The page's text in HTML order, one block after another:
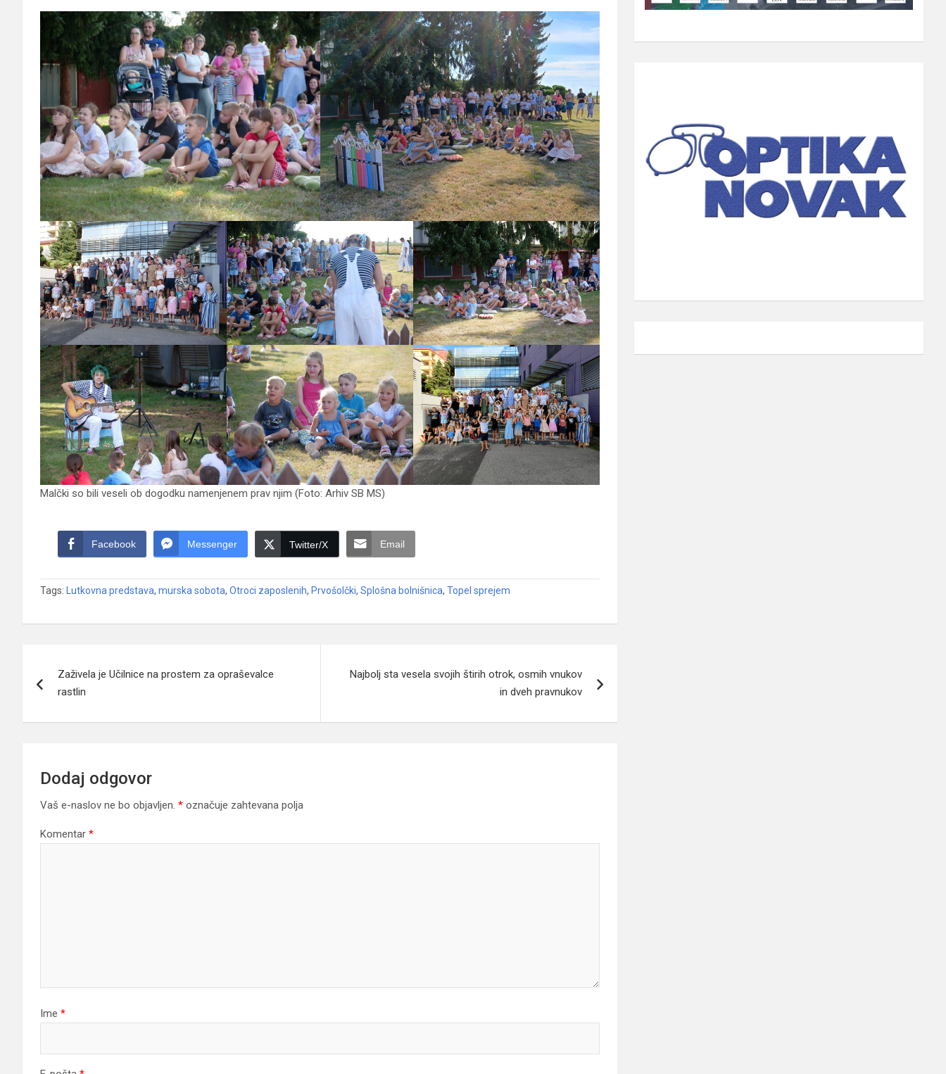
Malčki so bili veseli ob dogodku namenjenem prav njim (Foto: Arhiv SB MS)
Facebook Messenger Twitter/X Email
Tags: Lutkovna predstava, murska sobota, Otroci zaposlenih, Prvošolčki, Splošna bolnišnica, Topel sprejem
prispevka
Zaživela je Učilnice na prostem za opraševalce
rastlin
Najbolj sta vesela svojih štirih otrok, osmih vnukov
in dveh pravnukov
Dodaj odgovor
Vaš e-naslov ne bo objavljen. * označuje zahtevana polja
Komentar *
Ime *